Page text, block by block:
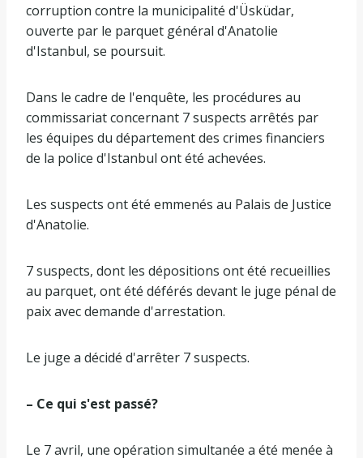
corruption contre la municipalité d'Üsküdar,
ouverte par le parquet général d'Anatolie
d'Istanbul, se poursuit.
Dans le cadre de l'enquête, les procédures au
commissariat concernant 7 suspects arrêtés par
les équipes du département des crimes financiers
de la police d'Istanbul ont été achevées.
Les suspects ont été emmenés au Palais de Justice
d'Anatolie.
7 suspects, dont les dépositions ont été recueillies
au parquet, ont été déférés devant le juge pénal de
paix avec demande d'arrestation.
Le juge a décidé d'arrêter 7 suspects.
– Ce qui s'est passé?
Le 7 avril, une opération simultanée a été menée à